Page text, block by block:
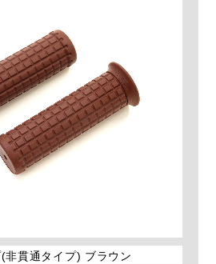
非貫通タイプ) ブラウン